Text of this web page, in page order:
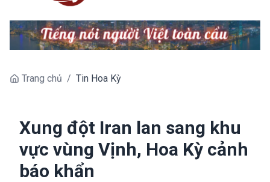
Trang chủ / Tin Hoa Kỳ
Xung đột Iran lan sang khu
vực vùng Vịnh, Hoa Kỳ cảnh
báo khẩn